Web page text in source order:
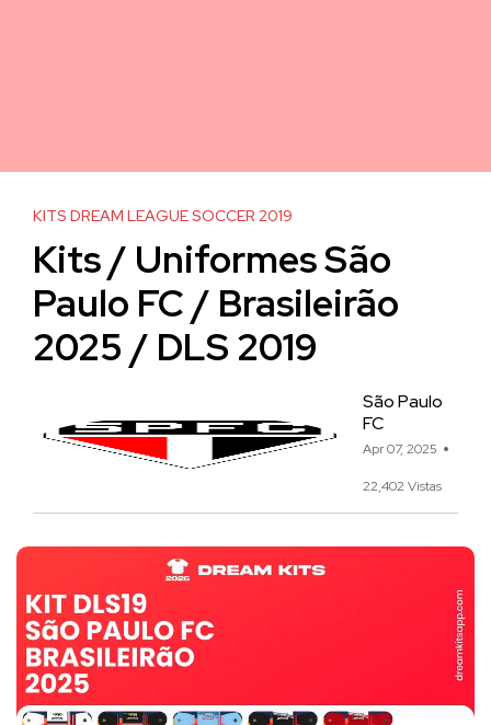
KITS DREAM LEAGUE SOCCER 2019
Kits / Uniformes São
Paulo FC / Brasileirão
2025 / DLS 2019
São Paulo
FC
Apr 07, 2025
22,402 Vistas